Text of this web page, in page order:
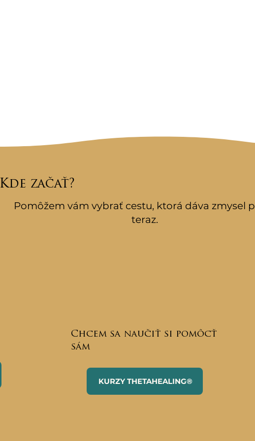
Kde začať?
Pomôžem vám vybrať cestu, ktorá dáva zmysel
teraz.
Chcem sa naučiť si pomôcť
sám
KURZY THETAHEALING®